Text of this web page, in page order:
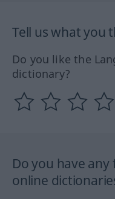
Tell us what you
Do you like the
dictionary?
Do you have
online